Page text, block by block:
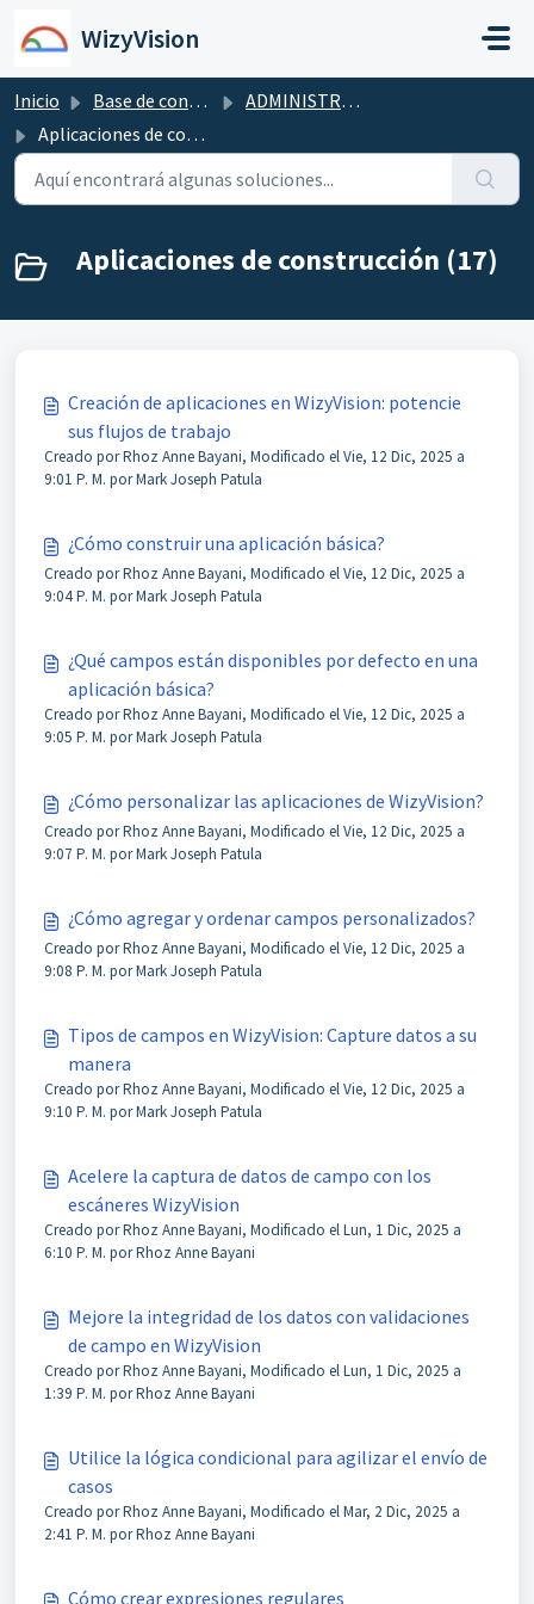
WizyVision
Inicio Base de conocimientos
ADMINISTRADOR DE WIZYVISION
Aplicaciones de construcción
Aplicaciones de construcción (17)
Creación de aplicaciones en WizyVision: potencie
sus flujos de trabajo
Creado por Rhoz Anne Bayani, Modificado el Vie, 12 Dic, 2025 a
9:01 P. M. por Mark Joseph Patula
¿Cómo construir una aplicación básica?
Creado por Rhoz Anne Bayani, Modificado el Vie, 12 Dic, 2025 a
9:04 P. M. por Mark Joseph Patula
¿Qué campos están disponibles por defecto en una
aplicación básica?
Creado por Rhoz Anne Bayani, Modificado el Vie, 12 Dic, 2025 a
9:05 P. M. por Mark Joseph Patula
¿Cómo personalizar las aplicaciones de WizyVision?
Creado por Rhoz Anne Bayani, Modificado el Vie, 12 Dic, 2025 a
9:07 P. M. por Mark Joseph Patula
¿Cómo agregar y ordenar campos personalizados?
Creado por Rhoz Anne Bayani, Modificado el Vie, 12 Dic, 2025 a
9:08 P. M. por Mark Joseph Patula
Tipos de campos en WizyVision: Capture datos a su
manera
Creado por Rhoz Anne Bayani, Modificado el Vie, 12 Dic, 2025 a
9:10 P. M. por Mark Joseph Patula
Acelere la captura de datos de campo con los
escáneres WizyVision
Creado por Rhoz Anne Bayani, Modificado el Lun, 1 Dic, 2025 a
6:10 P. M. por Rhoz Anne Bayani
Mejore la integridad de los datos con validaciones
de campo en WizyVision
Creado por Rhoz Anne Bayani, Modificado el Lun, 1 Dic, 2025 a
1:39 P. M. por Rhoz Anne Bayani
Utilice la lógica condicional para agilizar el envío de
casos
Creado por Rhoz Anne Bayani, Modificado el Mar, 2 Dic, 2025 a
2:41 P. M. por Rhoz Anne Bayani
Cómo crear expresiones regulares